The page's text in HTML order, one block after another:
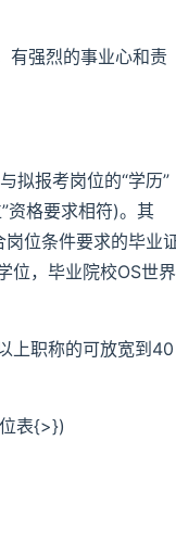
有强烈的事业心和责
拟报考岗位的“学历”
资格要求相符)。其
位条件要求的毕业
位，毕业院校OS世界
上职称的可放宽到40
表{>})